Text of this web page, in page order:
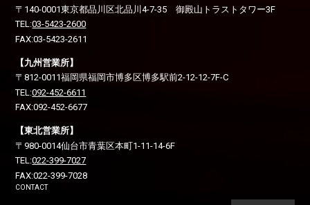
〒140-0001東京都品川区北品川4-7-35 御殿山トラストタワー3F
TEL:03-5423-2600
FAX:03-5423-2611
【九州営業所】
〒812-0011福岡県福岡市博多区博多駅前2-12-12-7F-C
TEL:092-452-6611
FAX:092-452-6677
【東北営業所】
〒980-0014仙台市青葉区本町1-11-14-6F
TEL:022-399-7027
FAX:022-399-7028
CONTACT